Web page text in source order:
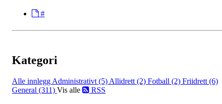
#
Kategori
Alle innlegg Administrativt (5) Allidrett (2) Fotball (2) Friidrett (6)
General (311) Vis alle RSS